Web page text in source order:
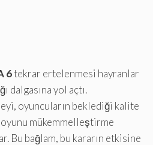
6tekrar ertelenmesi hayranlar
dalgasına yol açtı.
oyuncuların beklediği kalite
mükemmelleştirme
Bu bağlam, bu kararın etkisine